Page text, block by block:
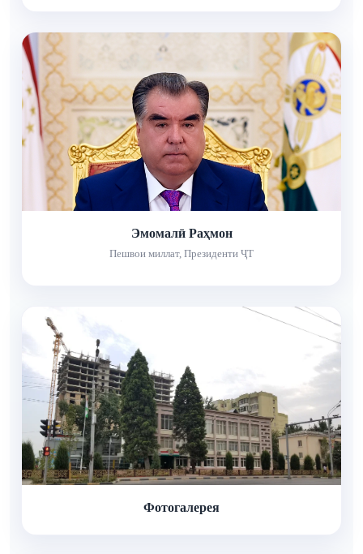
Эмомалӣ Раҳмон
Пешвои миллат, Президенти ҶТ
Фотогалерея